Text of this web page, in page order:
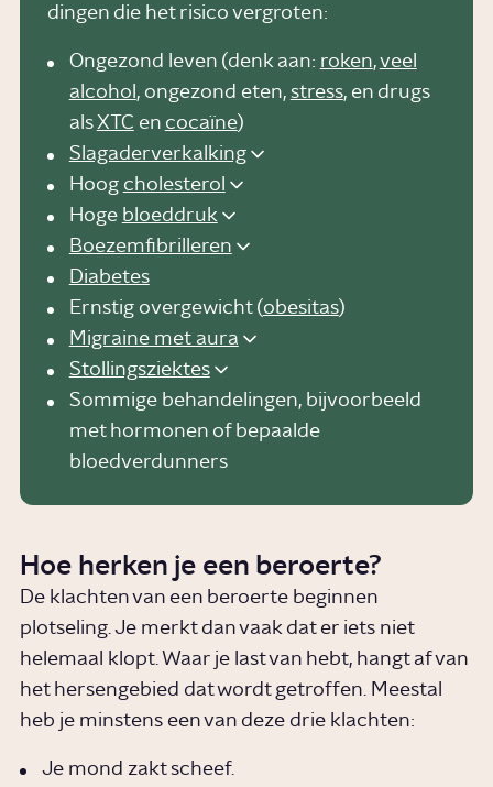
dingen die het risico vergroten:
Ongezond leven (denk aan: roken,veel
alcohol , ongezond eten, stress, en drugs
alsXTC en cocaïne)
Slagaderverkalking
Hoog cholesterol
Hoge bloeddruk
Boezemfibrilleren
Diabetes
Ernstig overgewicht (obesitas)
Migraine met aura
Stollingsziektes
Sommige behandelingen, bijvoorbeeld
met hormonen of bepaalde
bloedverdunners
Hoe herken je een beroerte?
De klachten van een beroerte beginnen
plotseling. Je merkt dan vaak dat er iets niet
helemaal klopt. Waar je last van hebt, hangt af van
het hersengebied dat wordt getroffen. Meestal
heb je minstens een van deze drie klachten:
Je mond zakt scheef.